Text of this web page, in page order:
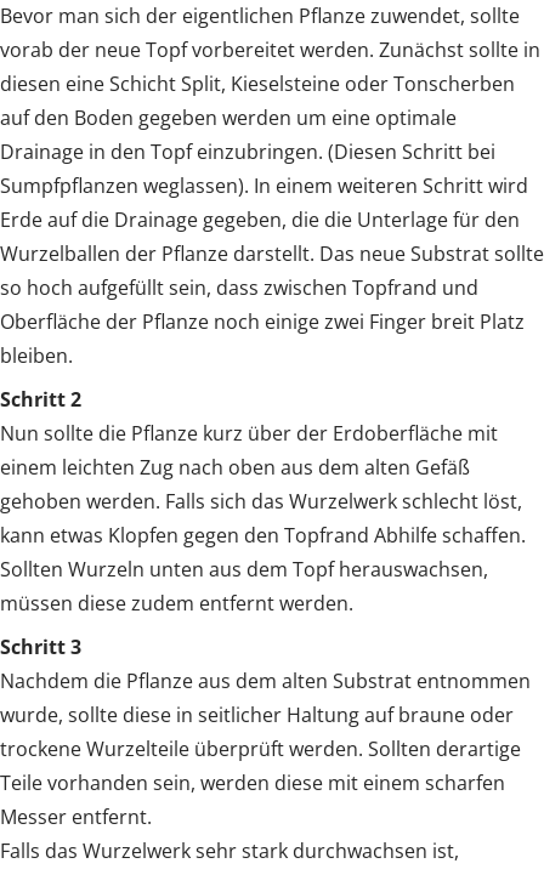
Bevor man sich der eigentlichen Pflanze zuwendet, sollte
vorab der neue Topf vorbereitet werden. Zunächst sollte in
diesen eine Schicht Split, Kieselsteine oder Tonscherben
auf den Boden gegeben werden um eine optimale
Drainage in den Topf einzubringen. (Diesen Schritt bei
Sumpfpflanzen weglassen). In einem weiteren Schritt wird
Erde auf die Drainage gegeben, die die Unterlage für den
Wurzelballen der Pflanze darstellt. Das neue Substrat sollte
so hoch aufgefüllt sein, dass zwischen Topfrand und
Oberfläche der Pflanze noch einige zwei Finger breit Platz
bleiben.
Schritt 2
Nun sollte die Pflanze kurz über der Erdoberfläche mit
einem leichten Zug nach oben aus dem alten Gefäß
gehoben werden. Falls sich das Wurzelwerk schlecht löst,
kann etwas Klopfen gegen den Topfrand Abhilfe schaffen.
Sollten Wurzeln unten aus dem Topf herauswachsen,
müssen diese zudem entfernt werden.
Schritt 3
Nachdem die Pflanze aus dem alten Substrat entnommen
wurde, sollte diese in seitlicher Haltung auf braune oder
trockene Wurzelteile überprüft werden. Sollten derartige
Teile vorhanden sein, werden diese mit einem scharfen
Messer entfernt.
Falls das Wurzelwerk sehr stark durchwachsen ist,